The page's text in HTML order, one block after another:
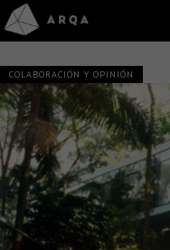
COLABORACIÓN Y OPINIÓN